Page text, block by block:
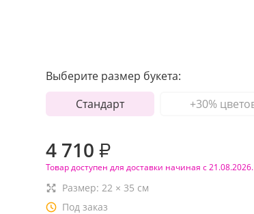
Выберите размер букета:
Стандарт
+30%
4 710 ₽
Товар доступен для доставки начиная с 21.08.2026.
Размер: 22 × 35 см
Под заказ